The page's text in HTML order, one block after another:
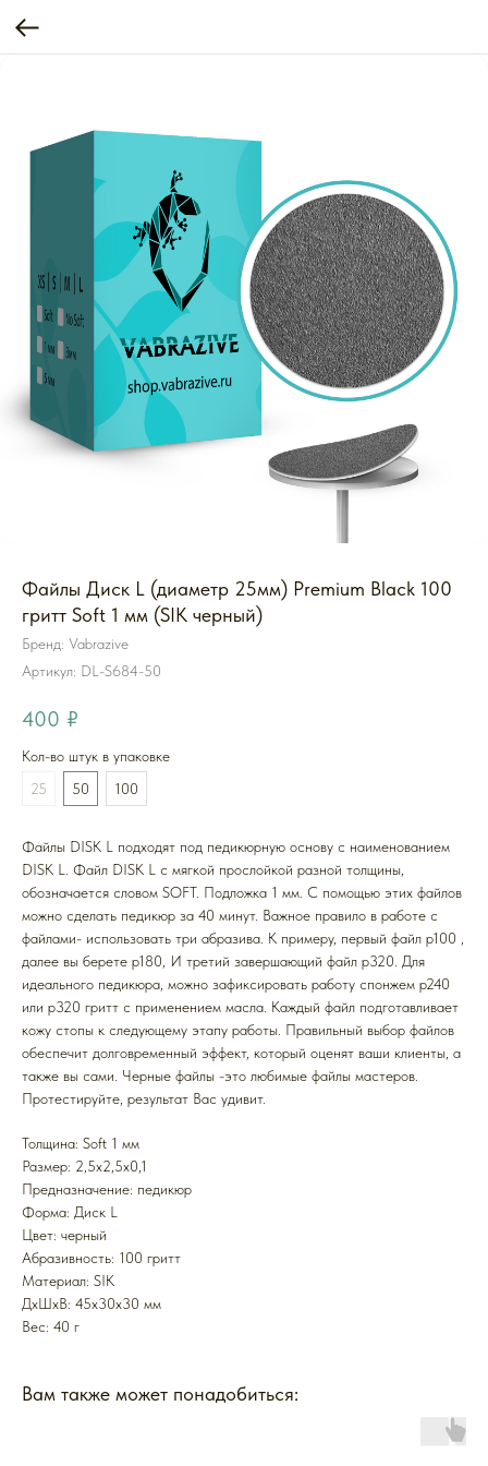
Файлы Диск L (диаметр 25мм) Premium Black 100
гритт Soft 1 мм (SIK черный)
Бренд: Vabrazive
Артикул: DL-S684-50
400 ₽
Кол-во штук в упаковке
25
50 100
Файлы DISK L подходят под педикюрную основу с наименованием
DISK L. Файл DISK L с мягкой прослойкой разной толщины,
обозначается словом SOFT. Подложка 1 мм. С помощью этих файлов
можно сделать педикюр за 40 минут. Важное правило в работе с
файлами- использовать три абразива. К примеру, первый файл p100 ,
далее вы берете p180, И третий завершающий файл p320. Для
идеального педикюра, можно зафиксировать работу спонжем p240
или p320 гритт с применением масла. Каждый файл подготавливает
кожу стопы к следующему этапу работы. Правильный выбор файлов
обеспечит долговременный эффект, который оценят ваши клиенты, а
также вы сами. Черные файлы -это любимые файлы мастеров.
Протестируйте, результат Вас удивит.
Толщина: Soft 1 мм
Размер: 2,5x2,5x0,1
Предназначение: педикюр
Форма: Диск L
Цвет: черный
Абразивность: 100 гритт
Mатериал: SIK
ДxШxВ: 45x30x30 мм
Вес: 40 г
Вам также может понадобиться: